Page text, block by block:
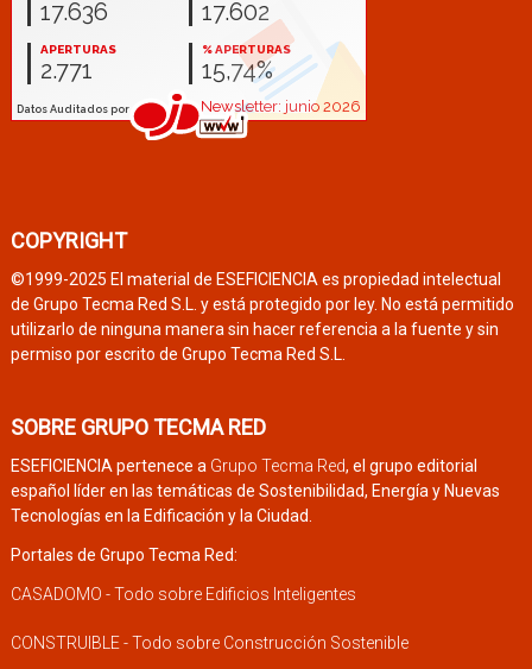
COPYRIGHT
©1999-2025 El material de ESEFICIENCIA es propiedad intelectual
de Grupo Tecma Red S.L. y está protegido por ley. No está permitido
utilizarlo de ninguna manera sin hacer referencia a la fuente y sin
permiso por escrito de Grupo Tecma Red S.L.
SOBRE GRUPO TECMA RED
ESEFICIENCIA pertenece a Grupo Tecma Red, el grupo editorial
español líder en las temáticas de Sostenibilidad, Energía y Nuevas
Tecnologías en la Edificación y la Ciudad.
Portales de Grupo Tecma Red:
CASADOMO - Todo sobre Edificios Inteligentes
CONSTRUIBLE - Todo sobre Construcción Sostenible